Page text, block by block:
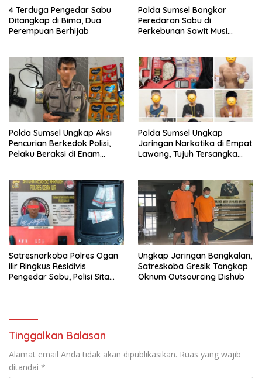
4 Terduga Pengedar Sabu
Ditangkap di Bima, Dua
Perempuan Berhijab
Polda Sumsel Bongkar
Peredaran Sabu di
Perkebunan Sawit Musi
dan Timbangan Digital
Polda Sumsel Ungkap Aksi
Pencurian Berkedok Polisi,
Pelaku Beraksi di Enam
Polda Sumsel Ungkap
Jaringan Narkotika di Empat
Lawang, Tujuh Tersangka
Satresnarkoba Polres Ogan
Ilir Ringkus Residivis
Pengedar Sabu, Polisi Sita
Ungkap Jaringan Bangkalan,
Satreskoba Gresik Tangkap
Oknum Outsourcing Dishub
Tinggalkan Balasan
Alamat email Anda tidak akan dipublikasikan. Ruas yang wajib
ditandai *